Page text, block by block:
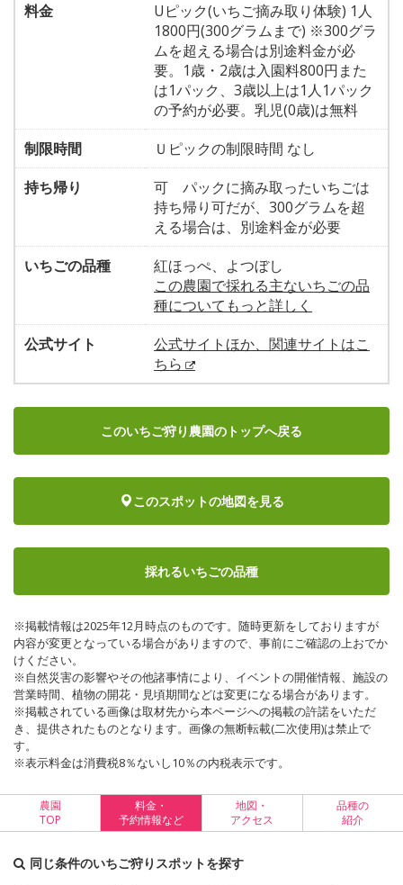
料金
Uピック(いちご摘み取り体験) 1人
1800円(300グラムまで) ※300グラ
ムを超える場合は別途料金が必
要。1歳・2歳は入園料800円また
は1パック、3歳以上は1人1パック
の予約が必要。乳児(0歳)は無料
制限時間
Ｕピックの制限時間 なし
持ち帰り
可 パックに摘み取ったいちごは
持ち帰り可だが、300グラムを超
える場合は、別途料金が必要
いちごの品種
紅ほっぺ、よつぼし
この農園で採れる主ないちごの品
種についてもっと詳しく
公式サイト
公式サイトほか、関連サイトはこ
ちら
このいちご狩り農園のトップへ戻る
このスポットの地図を見る
採れるいちごの品種
※掲載情報は2025年12月時点のものです。随時更新をしておりますが
内容が変更となっている場合がありますので、事前にご確認の上おでか
けください。
※自然災害の影響やその他諸事情により、イベントの開催情報、施設の
営業時間、植物の開花・見頃期間などは変更になる場合があります。
※掲載されている画像は取材先から本ページへの掲載の許諾をいただ
き、提供されたものとなります。画像の無断転載(二次使用)は禁止で
す。
※表示料金は消費税8％ないし10％の内税表示です。
農園
TOP
料金・
予約情報など
地図・
アクセス
品種の
紹介
同じ条件のいちご狩りスポットを探す